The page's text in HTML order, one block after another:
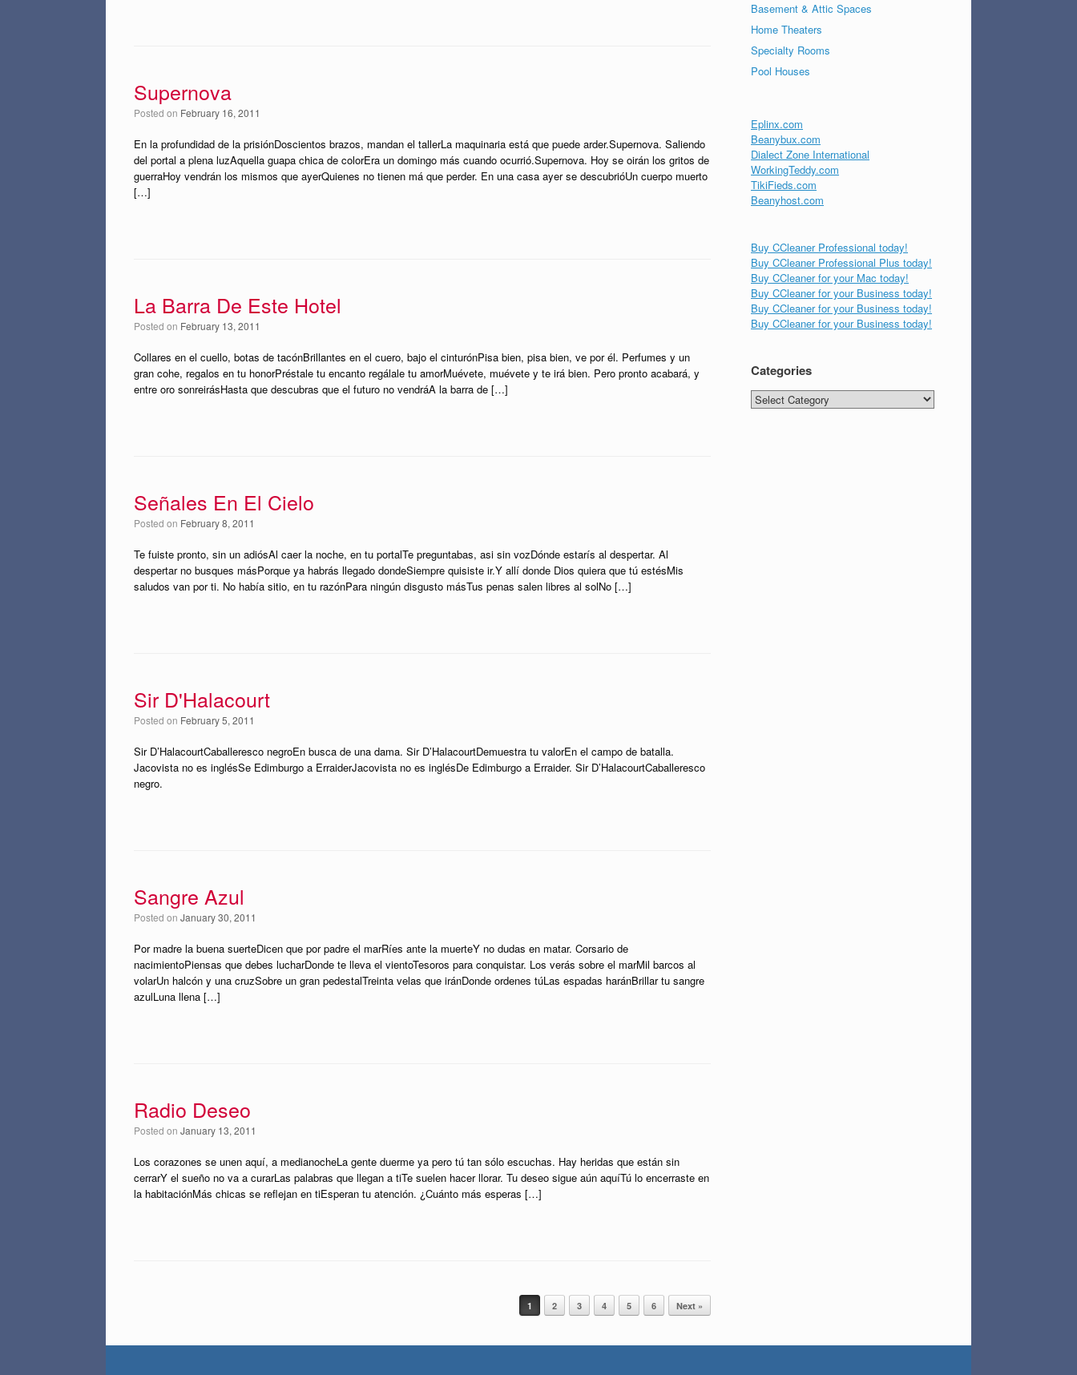
Supernova
Posted on February 16, 2011
En la profundidad de la prisiónDoscientos brazos, mandan el tallerLa maquinaria está que puede arder.Supernova. Saliendo
del portal a plena luzAquella guapa chica de colorEra un domingo más cuando ocurrió.Supernova. Hoy se oirán los gritos de
guerraHoy vendrán los mismos que ayerQuienes no tienen má que perder. En una casa ayer se descubrióUn cuerpo muerto
[…]
La Barra De Este Hotel
Posted on February 13, 2011
Collares en el cuello, botas de tacónBrillantes en el cuero, bajo el cinturónPisa bien, pisa bien, ve por él. Perfumes y un
gran cohe, regalos en tu honorPréstale tu encanto regálale tu amorMuévete, muévete y te irá bien. Pero pronto acabará, y
entre oro sonreirásHasta que descubras que el futuro no vendráA la barra de […]
Señales En El Cielo
Posted on February 8, 2011
Te fuiste pronto, sin un adiósAl caer la noche, en tu portalTe preguntabas, asi sin vozDónde estarís al despertar. Al
despertar no busques másPorque ya habrás llegado dondeSiempre quisiste ir.Y allí donde Dios quiera que tú estésMis
saludos van por ti. No había sitio, en tu razónPara ningún disgusto másTus penas salen libres al solNo […]
Sir D'Halacourt
Posted on February 5, 2011
Sir D’HalacourtCaballeresco negroEn busca de una dama. Sir D’HalacourtDemuestra tu valorEn el campo de batalla.
Jacovista no es inglésSe Edimburgo a ErraiderJacovista no es inglésDe Edimburgo a Erraider. Sir D’HalacourtCaballeresco
negro.
Sangre Azul
Posted on January 30, 2011
Por madre la buena suerteDicen que por padre el marRíes ante la muerteY no dudas en matar. Corsario de
nacimientoPiensas que debes lucharDonde te lleva el vientoTesoros para conquistar. Los verás sobre el marMil barcos al
volarUn halcón y una cruzSobre un gran pedestalTreinta velas que iránDonde ordenes túLas espadas haránBrillar tu sangre
azulLuna llena […]
Radio Deseo
Posted on January 13, 2011
Los corazones se unen aquí, a medianocheLa gente duerme ya pero tú tan sólo escuchas. Hay heridas que están sin
cerrarY el sueño no va a curarLas palabras que llegan a tiTe suelen hacer llorar. Tu deseo sigue aún aquíTú lo encerraste en
la habitaciónMás chicas se reflejan en tiEsperan tu atención. ¿Cuánto más esperas […]
1 2 3 4 5 6 Next »
Basement & Attic Spaces
Home Theaters
Specialty Rooms
Pool Houses
Eplinx.com
Beanybux.com
Dialect Zone International
WorkingTeddy.com
TikiFieds.com
Beanyhost.com
Buy CCleaner Professional today!
Buy CCleaner Professional Plus today!
Buy CCleaner for your Mac today!
Buy CCleaner for your Business today!
Buy CCleaner for your Business today!
Buy CCleaner for your Business today!
Categories
Categories